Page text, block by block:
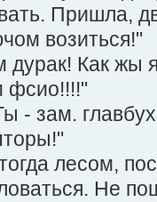
Пришла,
возиться!"
Как жы
фсио!!!!"
- зам.
лесом,
Не